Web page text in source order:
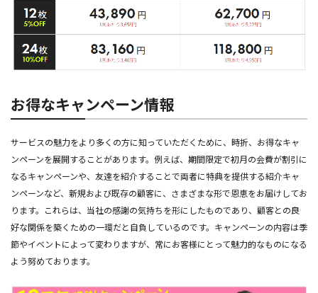
お得なキャンペーン情報
サービスの魅力をより多くの方に知っていただくために、時折、お得なキャ
ンペーンを展開することがあります。例えば、期間限定で初月の会費が割引に
なるキャンペーンや、友達を紹介することで両者に特典を提供する紹介キャ
ンペーンなど、新規および既存の顧客に、さまざまな形で恩恵をお届けしてお
ります。これらは、当社の感謝の気持ちを形にしたものであり、顧客との良
好な関係を築くための一環だと自負しているのです。キャンペーンの内容は季
節やイベントによって変わりますが、常にお客様にとって魅力的なものになる
よう努めております。